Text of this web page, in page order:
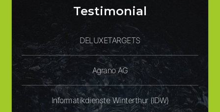
Testimonial
DELUXETARGETS
Agrano AG
Informatikdienste Winterthur (IDW)